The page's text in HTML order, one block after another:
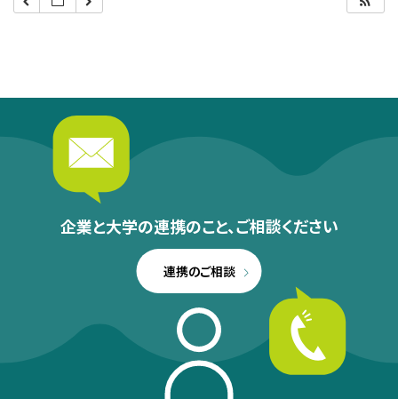
企業と大学の連携のこと、ご相談ください
連携のご相談